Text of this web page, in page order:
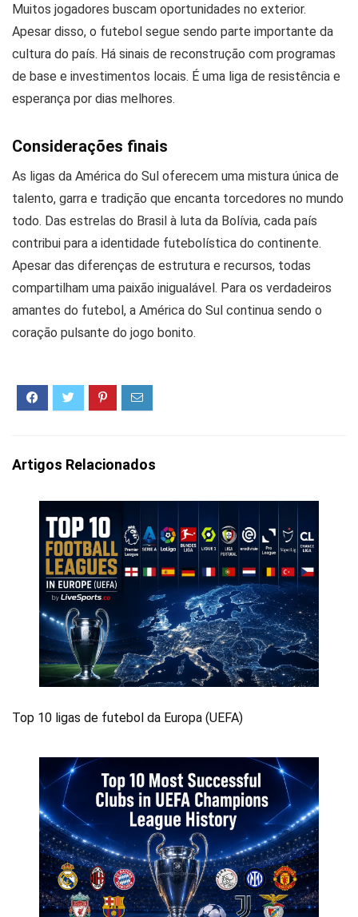
Muitos jogadores buscam oportunidades no exterior.
Apesar disso, o futebol segue sendo parte importante da
cultura do país. Há sinais de reconstrução com programas
de base e investimentos locais. É uma liga de resistência e
esperança por dias melhores.
Considerações finais
As ligas da América do Sul oferecem uma mistura única de
talento, garra e tradição que encanta torcedores no mundo
todo. Das estrelas do Brasil à luta da Bolívia, cada país
contribui para a identidade futebolística do continente.
Apesar das diferenças de estrutura e recursos, todas
compartilham uma paixão inigualável. Para os verdadeiros
amantes do futebol, a América do Sul continua sendo o
coração pulsante do jogo bonito.
Artigos Relacionados
Top 10 ligas de futebol da Europa (UEFA)